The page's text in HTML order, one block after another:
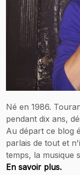
Né en 1986.
pendant dix ans,
Au départ ce blog
parlais de tout et
temps, la musique
En savoir plus.